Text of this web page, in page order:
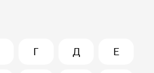
Г Д Е